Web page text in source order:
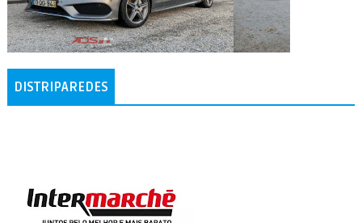
DISTRIPAREDES